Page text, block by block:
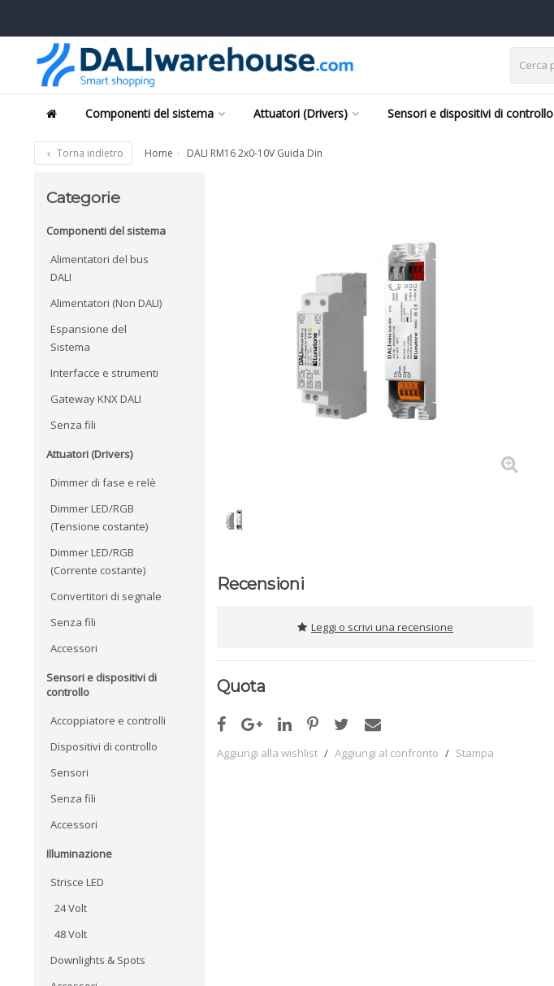
Componenti del sistema Attuatori (Drivers) Sensori e dispositivi di controllo
Torna indietro Home DALI RM16 2x0-10V Guida Din
Categorie
Componenti del sistema
Alimentatori del bus
DALI
Alimentatori (Non DALI)
Espansione del
Sistema
Interfacce e strumenti
Gateway KNX DALI
Senza fili
Attuatori (Drivers)
Dimmer di fase e relè
Dimmer LED/RGB
(Tensione costante)
Dimmer LED/RGB
(Corrente costante)
Convertitori di segnale
Senza fili
Accessori
Sensori e dispositivi di
controllo
Accoppiatore e controlli
Dispositivi di controllo
Sensori
Senza fili
Accessori
Illuminazione
Strisce LED
24 Volt
48 Volt
Downlights & Spots
Recensioni
Leggi o scrivi una recensione
Quota
Aggiungi alla wishlist / Aggiungi al confronto / Stampa